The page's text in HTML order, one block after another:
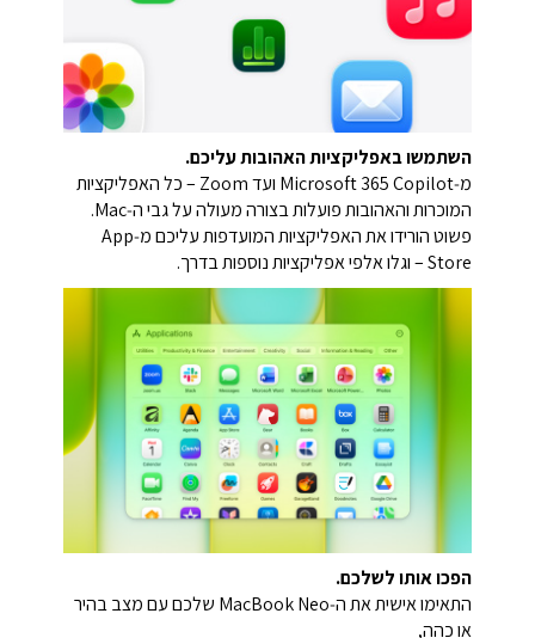
השתמשו באפליקציות האהובות עליכם.
מ‑Microsoft 365 Copilot ועד Zoom – כל האפליקציות
המוכרות והאהובות פועלות בצורה מעולה על גבי ה‑Mac.
פשוט הורידו את האפליקציות המועדפות עליכם מ‑App
Store – וגלו אלפי אפליקציות נוספות בדרך.
הפכו אותו לשלכם.
התאימו אישית את ה‑MacBook Neo שלכם עם מצב בהיר
או כהה,